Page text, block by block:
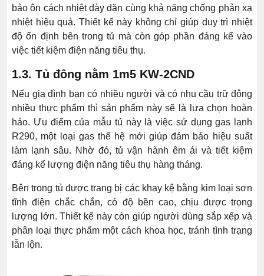
bảo ôn cách nhiệt dày dặn cùng khả năng chống phản xạ
nhiệt hiệu quả. Thiết kế này không chỉ giúp duy trì nhiệt
độ ổn định bên trong tủ mà còn góp phần đáng kể vào
việc tiết kiệm điện năng tiêu thụ.
1.3. Tủ đông nằm 1m5 KW-2CND
Nếu gia đình bạn có nhiều người và có nhu cầu trữ đông
nhiều thực phẩm thì sản phẩm này sẽ là lựa chọn hoàn
hảo. Ưu điểm của mẫu tủ này là việc sử dụng gas lạnh
R290, một loại gas thế hệ mới giúp đảm bảo hiệu suất
làm lạnh sâu. Nhờ đó, tủ vận hành êm ái và tiết kiệm
đáng kể lượng điện năng tiêu thụ hàng tháng.
Bên trong tủ được trang bị các khay kệ bằng kim loại sơn
tĩnh điện chắc chắn, có độ bền cao, chịu được trọng
lượng lớn. Thiết kế này còn giúp người dùng sắp xếp và
phân loại thực phẩm một cách khoa học, tránh tình trạng
lẫn lộn.